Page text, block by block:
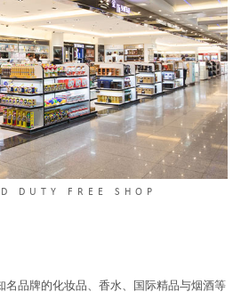
DUTY FREE SHOP
名品牌的化妆品、香水、国际精品与烟酒等